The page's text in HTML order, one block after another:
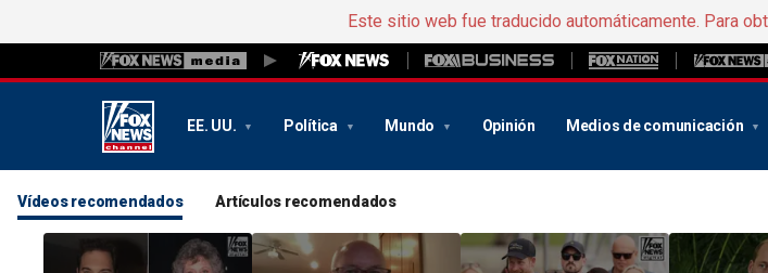
Este sitio web fue traducido automáticamente. Para
EE. UU. Política Mundo Opinión Medios de comunicación
Vídeos recomendados Artículos recomendados